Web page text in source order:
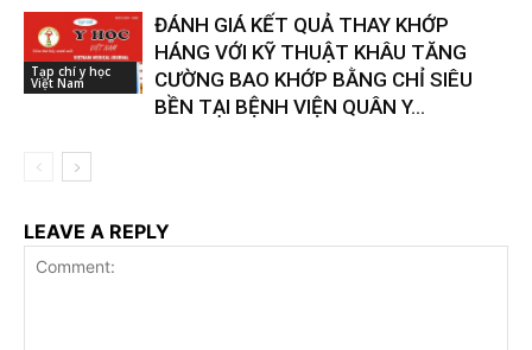
Tạp chí y học
Việt Nam
ĐÁNH GIÁ KẾT QUẢ THAY KHỚP
HÁNG VỚI KỸ THUẬT KHÂU TĂNG
CƯỜNG BAO KHỚP BẰNG CHỈ SIÊU
BỀN TẠI BỆNH VIỆN QUÂN Y...
LEAVE A REPLY